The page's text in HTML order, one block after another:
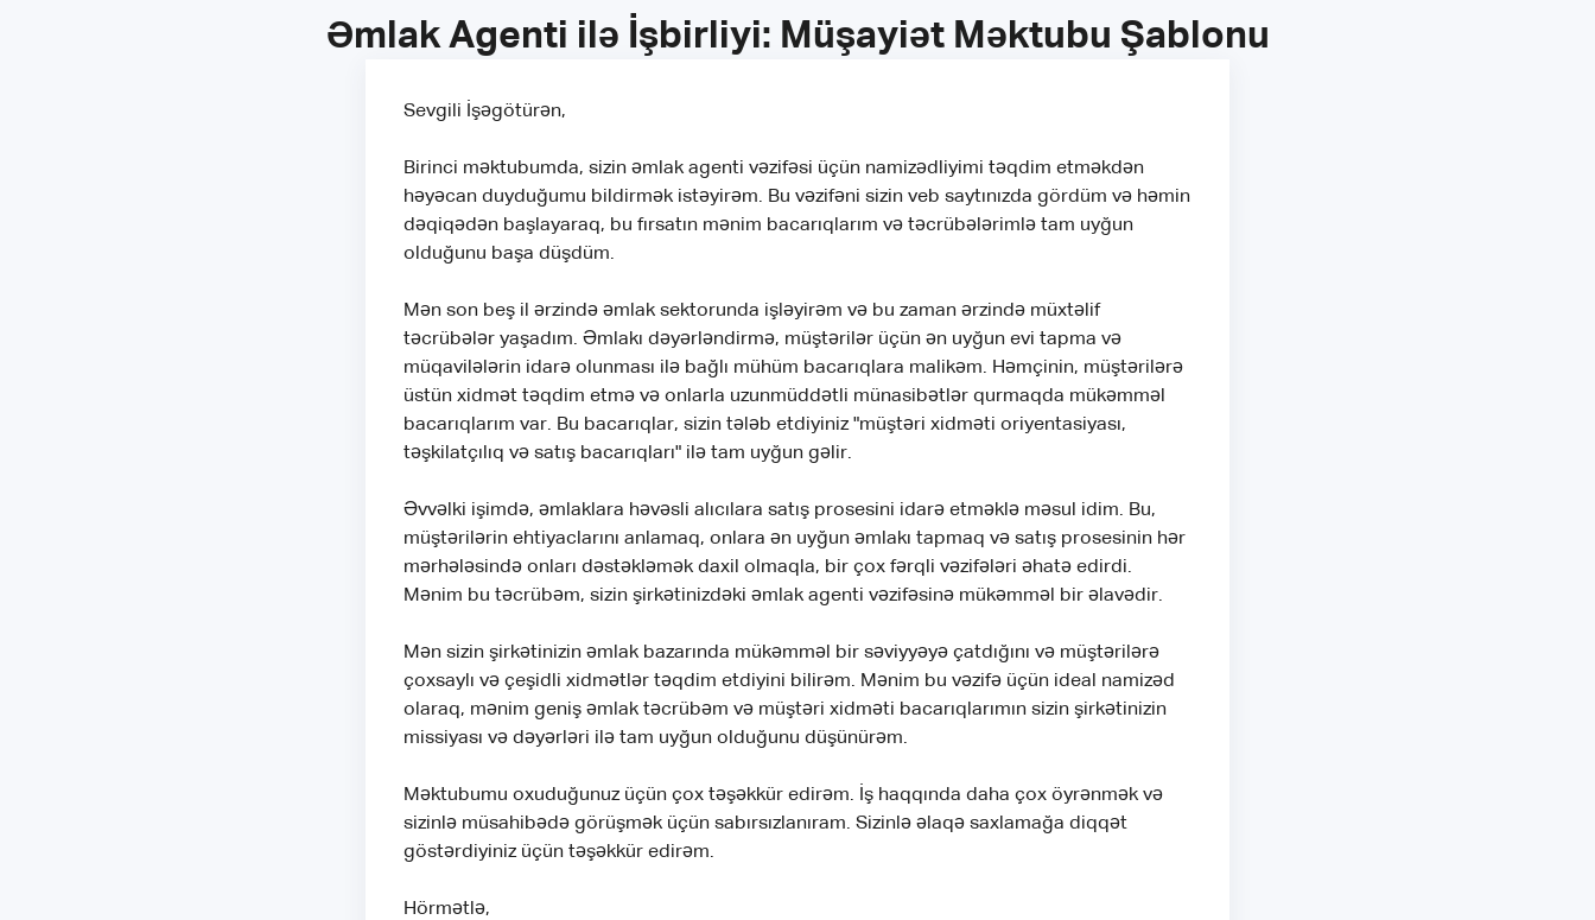
Əmlak Agenti ilə İşbirliyi: Müşayiət Məktubu Şablonu
Sevgili İşəgötürən,
Birinci məktubumda, sizin əmlak agenti vəzifəsi üçün namizədliyimi təqdim etməkdən
həyəcan duyduğumu bildirmək istəyirəm. Bu vəzifəni sizin veb saytınızda gördüm və həmin
dəqiqədən başlayaraq, bu fırsatın mənim bacarıqlarım və təcrübələrimlə tam uyğun
olduğunu başa düşdüm.
Mən son beş il ərzində əmlak sektorunda işləyirəm və bu zaman ərzində müxtəlif
təcrübələr yaşadım. Əmlakı dəyərləndirmə, müştərilər üçün ən uyğun evi tapma və
müqavilələrin idarə olunması ilə bağlı mühüm bacarıqlara malikəm. Həmçinin, müştərilərə
üstün xidmət təqdim etmə və onlarla uzunmüddətli münasibətlər qurmaqda mükəmməl
bacarıqlarım var. Bu bacarıqlar, sizin tələb etdiyiniz "müştəri xidməti oriyentasiyası,
təşkilatçılıq və satış bacarıqları" ilə tam uyğun gəlir.
Əvvəlki işimdə, əmlaklara həvəsli alıcılara satış prosesini idarə etməklə məsul idim. Bu,
müştərilərin ehtiyaclarını anlamaq, onlara ən uyğun əmlakı tapmaq və satış prosesinin hər
mərhələsində onları dəstəkləmək daxil olmaqla, bir çox fərqli vəzifələri əhatə edirdi.
Mənim bu təcrübəm, sizin şirkətinizdəki əmlak agenti vəzifəsinə mükəmməl bir əlavədir.
Mən sizin şirkətinizin əmlak bazarında mükəmməl bir səviyyəyə çatdığını və müştərilərə
çoxsaylı və çeşidli xidmətlər təqdim etdiyini bilirəm. Mənim bu vəzifə üçün ideal namizəd
olaraq, mənim geniş əmlak təcrübəm və müştəri xidməti bacarıqlarımın sizin şirkətinizin
missiyası və dəyərləri ilə tam uyğun olduğunu düşünürəm.
Məktubumu oxuduğunuz üçün çox təşəkkür edirəm. İş haqqında daha çox öyrənmək və
sizinlə müsahibədə görüşmək üçün sabırsızlanıram. Sizinlə əlaqə saxlamağa diqqət
göstərdiyiniz üçün təşəkkür edirəm.
Hörmətlə,